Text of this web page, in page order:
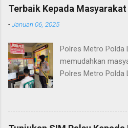
Terbaik Kepada Masyarakat
-Januari 06, 2025
Polres Metro Polda
memudahkan
Polres Metro Polda
terkait layanan
pelayanan
kepada